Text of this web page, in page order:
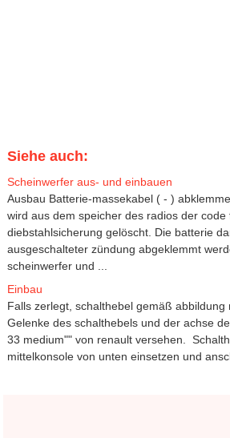
Siehe auch:
Scheinwerfer aus- und einbauen
Ausbau Batterie-massekabel ( - )
wird aus dem speicher des radios der code
diebstahlsicherung gelöscht. Die batterie
ausgeschalteter zündung abgeklemmt
scheinwerfer und ...
Einbau
Falls zerlegt, schalthebel gemäß abbildung
Gelenke des schalthebels und der achse
33 medium"" von renault versehen.
mittelkonsole von unten einsetzen und